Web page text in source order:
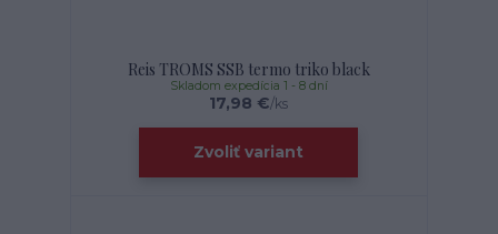
Reis TROMS SSB termo triko black
17,98 €/ks
Skladom expedícia 1 - 8 dní
Zvoliť variant